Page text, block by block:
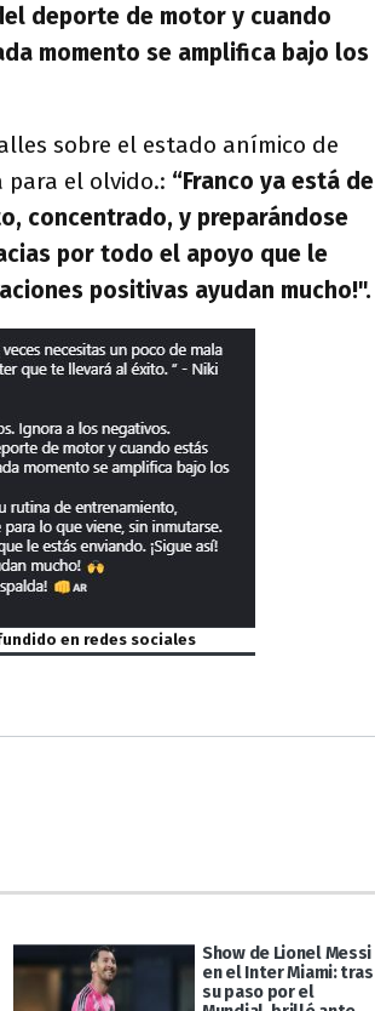
deporte de motor y cuando
momento se amplifica bajo los
sobre el estado anímico de
para el olvido.: “Franco ya está de
concentrado, y preparándose
por todo el apoyo que le
positivas ayudan mucho!".
en redes sociales
Show de Lionel Messi
en el Inter Miami: tras
su paso por el